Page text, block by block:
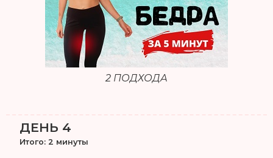
2 ПОДХОДА
ДЕНЬ 4
Итого: 2 минуты